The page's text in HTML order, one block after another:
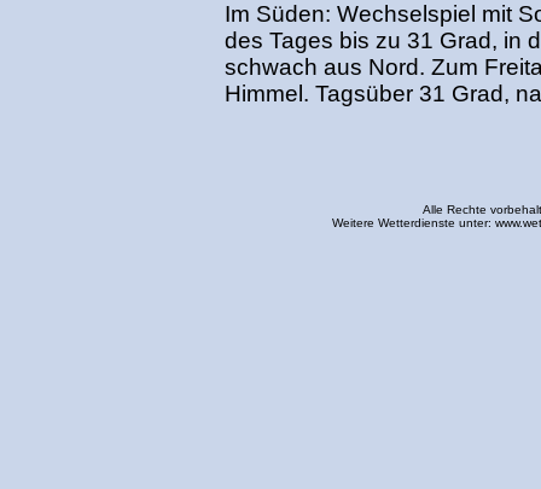
Im Süden: Wechselspiel mit
des Tages bis zu 31 Grad, in
schwach aus Nord. Zum
Himmel. Tagsüber 31 Grad,
Alle Rechte
Weitere Wetterdienste unter: